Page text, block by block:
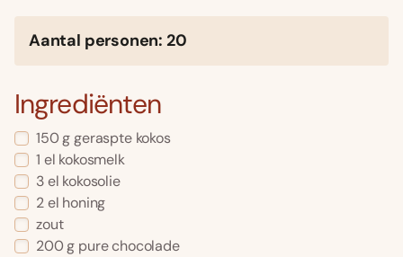
Aantal personen: 20
Ingrediënten
150 g geraspte kokos
1 el kokosmelk
3 el kokosolie
2 el honing
zout
200 g pure chocolade